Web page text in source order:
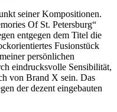
seiner Kompositionen.
Of St. Petersburg“
entgegen dem Titel die
Fusionstück
persönlichen
eindrucksvolle Sensibilität,
von Brand X sein. Das
der dezent eingebauten